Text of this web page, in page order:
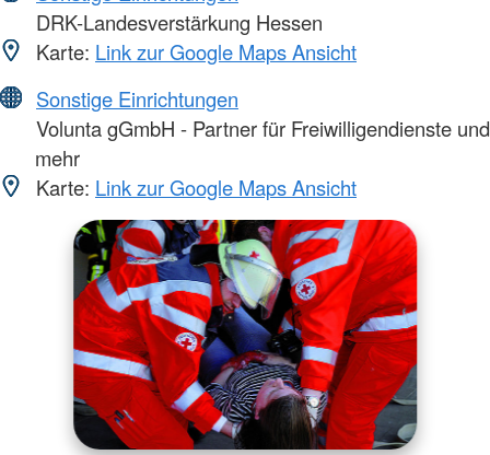
DRK-Landesverstärkung Hessen
Karte: Link zur Google Maps Ansicht
Sonstige Einrichtungen
Volunta gGmbH - Partner für Freiwilligendienste und
mehr
Karte: Link zur Google Maps Ansicht